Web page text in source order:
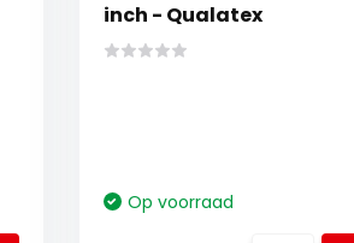
inch - Qualatex
Op voorraad